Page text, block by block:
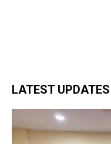
LATEST UPDATES